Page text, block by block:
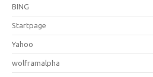
BING
Startpage
Yahoo
wolframalpha